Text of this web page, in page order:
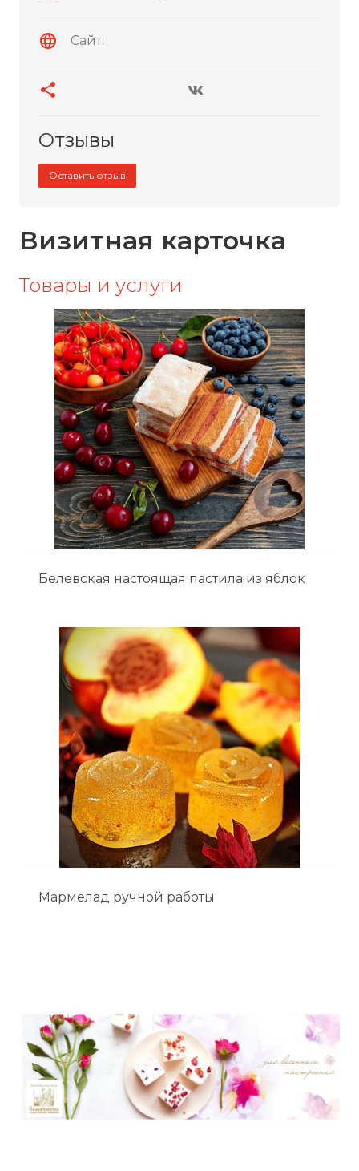
Сайт:
Отзывы
Оставить отзыв
Визитная карточка
Товары и услуги
Белевская настоящая пастила из яблок
Мармелад ручной работы